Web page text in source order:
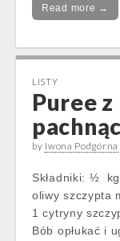
Read more →
LISTY
Puree
by Iwona Podgórna
Składniki: ½
oliwy szczypta
1 cytryny
Bób opłukać i